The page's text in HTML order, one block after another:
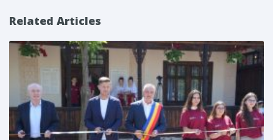
Related Articles